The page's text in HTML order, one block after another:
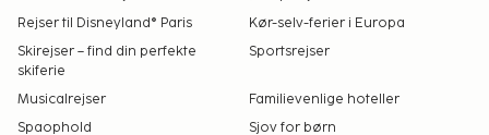
Rejser til Disneyland® Paris
Kør-selv-ferier i Europa
Skirejser – find din perfekte
skiferie
Sportsrejser
Musicalrejser
Familievenlige hoteller
Spaophold
Sjov for børn